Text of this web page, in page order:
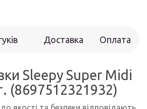
Доставка Оплата
Sleepy Super Midi
(8697512321932)